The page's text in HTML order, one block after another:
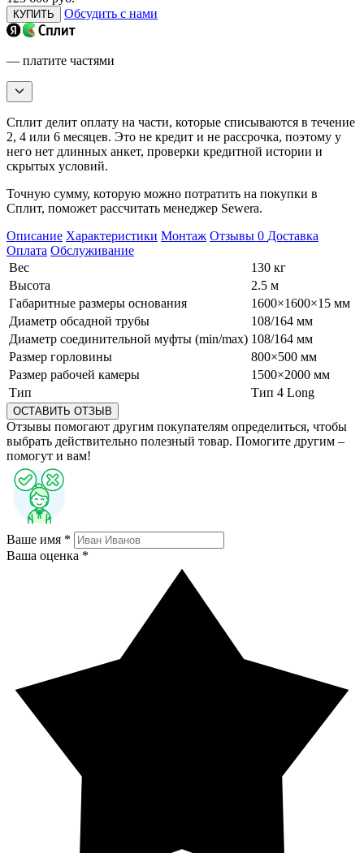
КУПИТЬ Обсудить с нами
— платите частями
Сплит делит оплату на части, которые списываются в течение
2, 4 или 6 месяцев. Это не кредит и не рассрочка, поэтому у
него нет длинных анкет, проверки кредитной истории и
скрытых условий.
Точную сумму, которую можно потратить на покупки в
Сплит, поможет рассчитать менеджер Sewera.
Описание Характеристики Монтаж Отзывы 0 Доставка
Оплата Обслуживание
Вес
130 кг
Высота
2.5 м
Габаритные размеры основания
1600×1600×15 мм
Диаметр обсадной трубы
108/164 мм
Диаметр соединительной муфты (min/max) 108/164 мм
Размер горловины
800×500 мм
Размер рабочей камеры
1500×2000 мм
Тип
Тип 4 Long
ОСТАВИТЬ ОТЗЫВ
Отзывы помогают другим покупателям определиться, чтобы
выбрать действительно полезный товар. Помогите другим –
помогут и вам!
Ваше имя *
Ваша оценка *